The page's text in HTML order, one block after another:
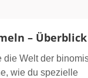
– Überblick
die Welt der
wie du spezielle